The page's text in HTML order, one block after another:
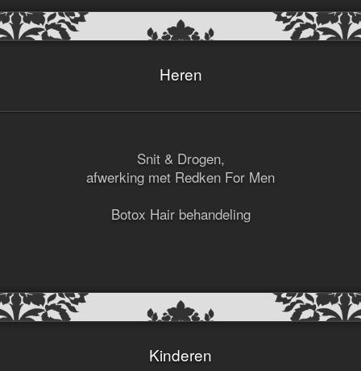
Heren
Snit & Drogen,
afwerking met Redken For Men
Botox Hair behandeling
Kinderen